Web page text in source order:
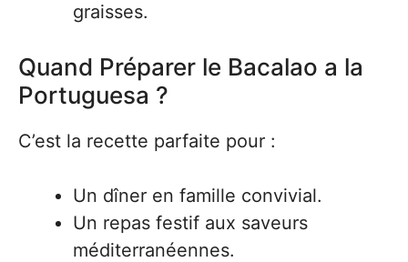
graisses.
Quand Préparer le Bacalao a la
Portuguesa ?
C’est la recette parfaite pour :
Un dîner en famille convivial.
Un repas festif aux saveurs
méditerranéennes.